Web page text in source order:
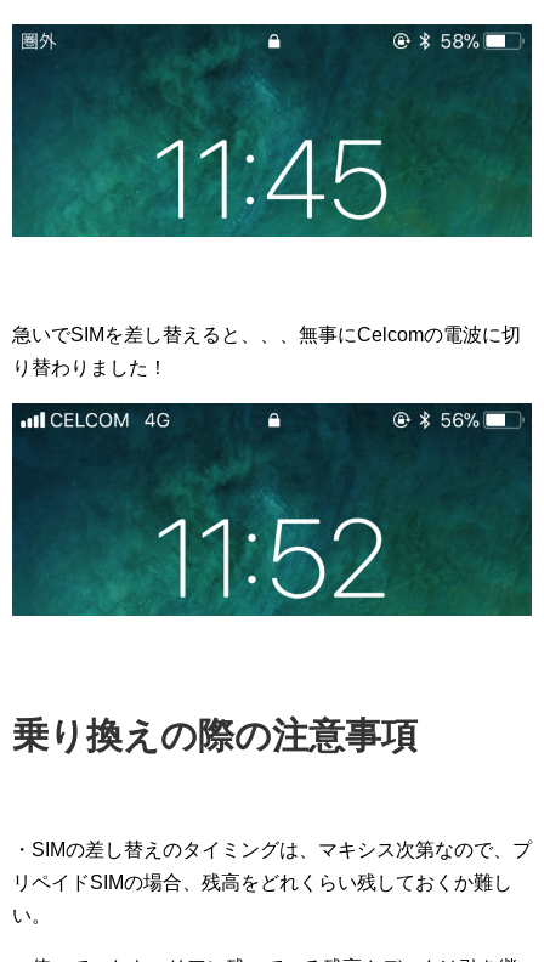
急いでSIMを差し替えると、、、無事にCelcomの電波に切
り替わりました！
乗り換えの際の注意事項
・SIMの差し替えのタイミングは、マキシス次第なので、プ
リペイドSIMの場合、残高をどれくらい残しておくか難し
い。